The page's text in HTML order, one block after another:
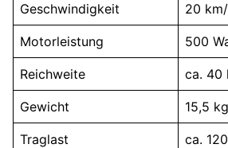
Geschwindigkeit 20
Motorleistung 500
Reichweite ca. 40
Gewicht 15,5 kg
Traglast ca.